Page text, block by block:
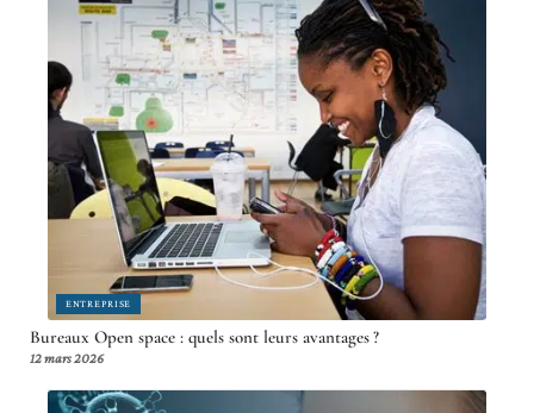
ENTREPRISE
Bureaux Open space : quels sont leurs avantages ?
12 mars 2026